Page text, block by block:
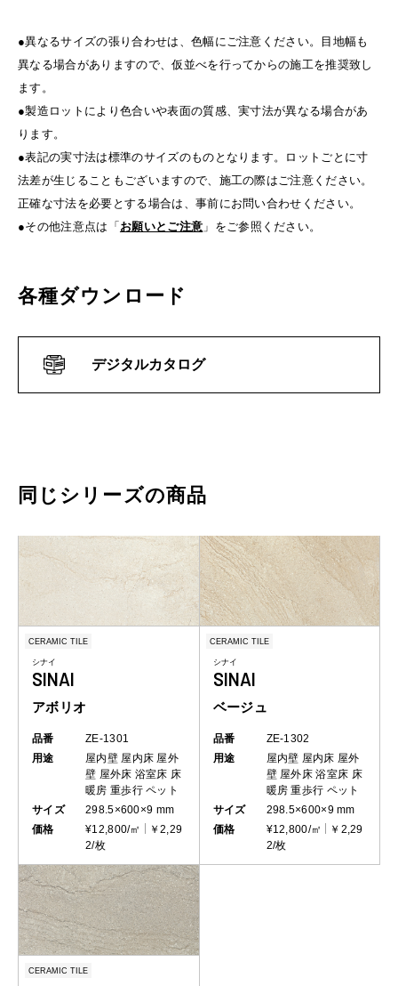
●異なるサイズの張り合わせは、色幅にご注意ください。目地幅も
異なる場合がありますので、仮並べを行ってからの施工を推奨致し
ます。
●製造ロットにより色合いや表面の質感、実寸法が異なる場合があ
ります。
●表記の実寸法は標準のサイズのものとなります。ロットごとに寸
法差が生じることもございますので、施工の際はご注意ください。
正確な寸法を必要とする場合は、事前にお問い合わせください。
●その他注意点は「お願いとご注意 」をご参照ください。
各種ダウンロード
デジタルカタログ
同じシリーズの商品
CERAMIC TILE
シナイ
SINAI
アボリオ
品番
ZE-1301
用途
屋内壁 屋内床 屋外
壁 屋外床 浴室床 床
暖房 重歩行 ペット
サイズ
298.5×600×9 mm
価格
¥12,800/㎡
￥2,29
2/枚
CERAMIC TILE
シナイ
SINAI
ベージュ
品番
ZE-1302
用途
屋内壁 屋内床 屋外
壁 屋外床 浴室床 床
暖房 重歩行 ペット
サイズ
298.5×600×9 mm
価格
¥12,800/㎡
￥2,29
2/枚
CERAMIC TILE